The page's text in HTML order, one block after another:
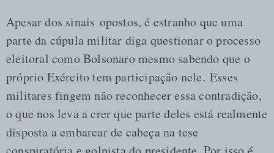
Apesar dos sinais opostos, é estranho que uma
parte da cúpula militar diga questionar o processo
eleitoral como Bolsonaro mesmo sabendo que o
próprio Exército tem participação nele. Esses
militares fingem não reconhecer essa contradição,
o que nos leva a crer que parte deles está realmente
disposta a embarcar de cabeça na tese